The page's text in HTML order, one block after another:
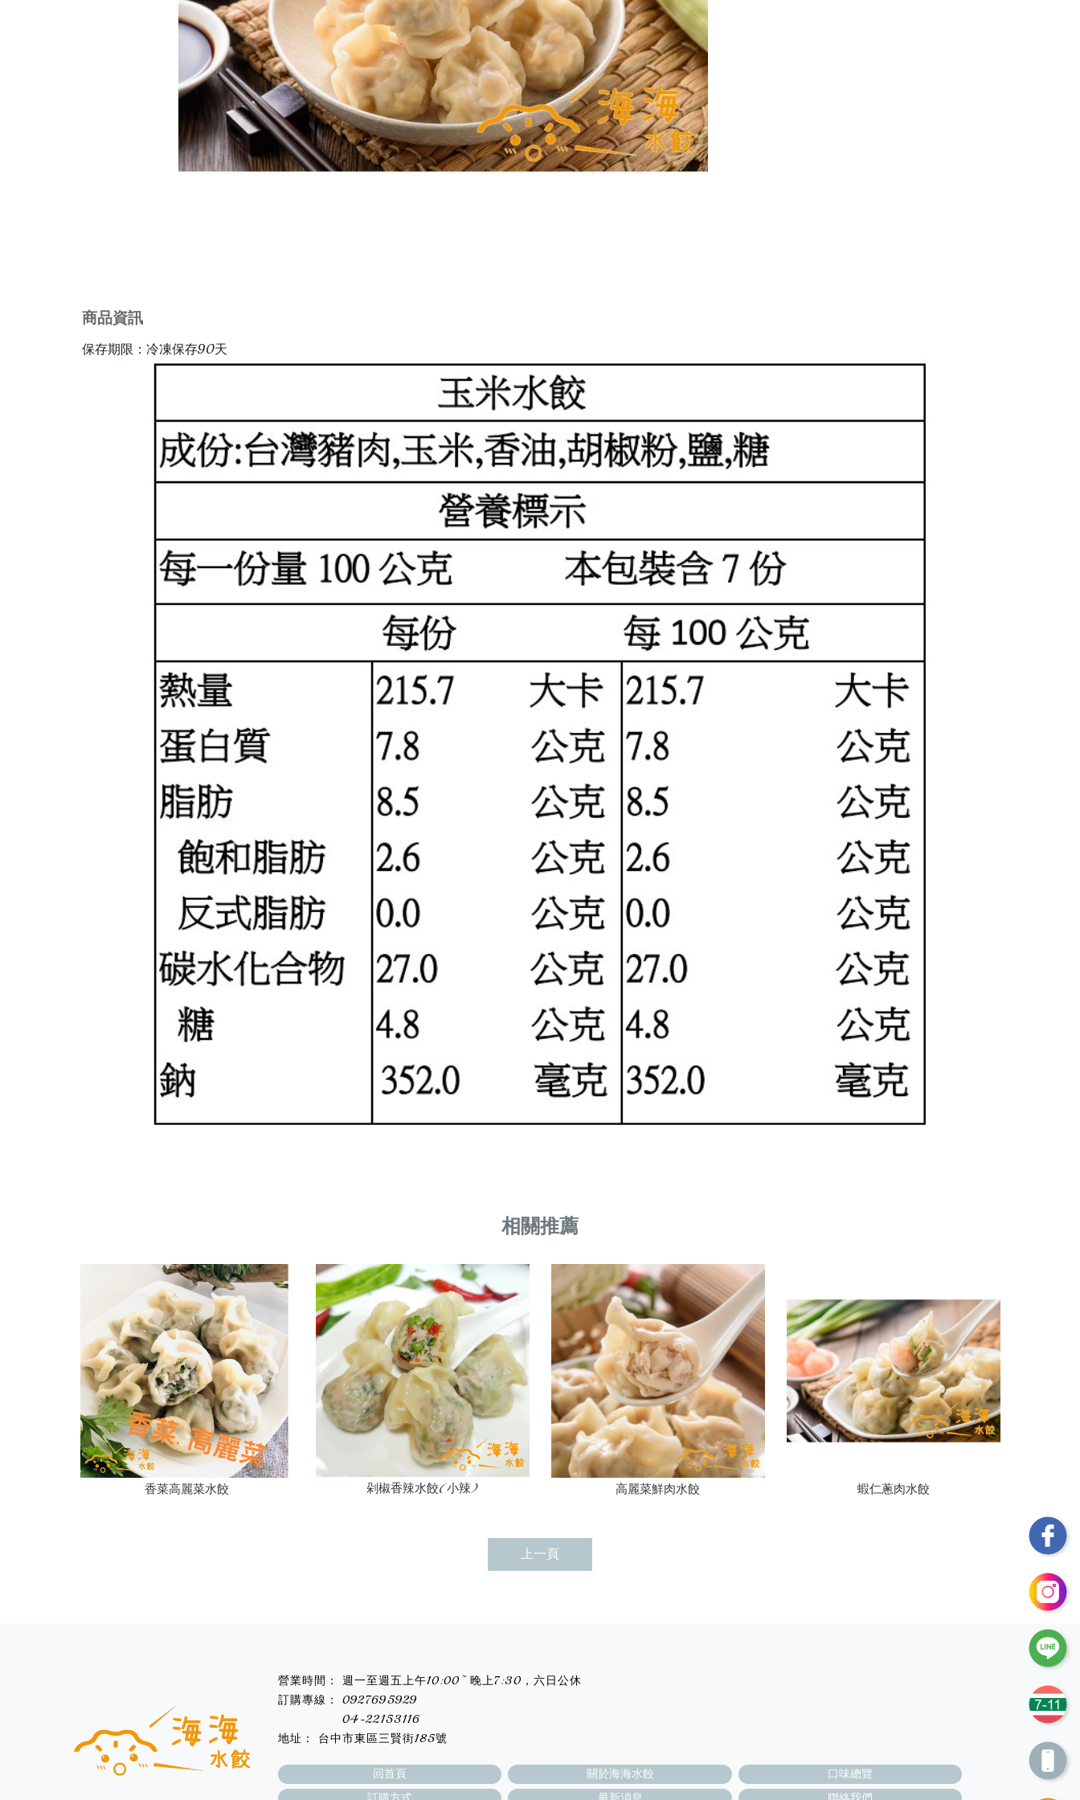
商品資訊
保存期限：冷凍保存90天
香菜高麗菜水餃 剁椒香辣水餃(小辣) 高麗菜鮮肉水餃 蝦仁蔥肉水餃
上一頁
04-22153116
0927695929
台中市東區三賢街185號
週一至週五上午10:00~ 晚上7:30，六日公休
回首頁 關於海海水餃
口味總覽